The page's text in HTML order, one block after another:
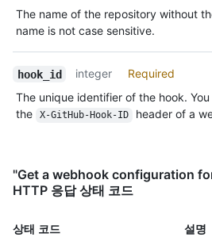
The name of the repository without
name is not case sensitive.
hook_id integer
Required
The unique identifier of the hook.
the
X-GitHub-Hook-ID header of a
"Get a webhook configuration
HTTP 응답 상태 코드
상태 코드 설명